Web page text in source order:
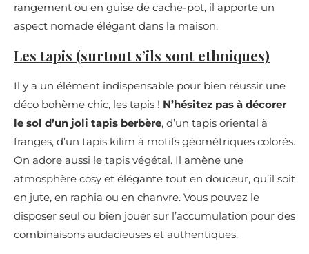
rangement ou en guise de cache-pot, il apporte un
aspect nomade élégant dans la maison.
Les tapis (surtout s’ils sont ethniques)
Il y a un élément indispensable pour bien réussir une
déco bohème chic, les tapis ! N’hésitez pas à décorer
le sol d’un joli tapis berbère, d’un tapis oriental à
franges, d’un tapis kilim à motifs géométriques colorés.
On adore aussi le tapis végétal. Il amène une
atmosphère cosy et élégante tout en douceur, qu’il soit
en jute, en raphia ou en chanvre. Vous pouvez le
disposer seul ou bien jouer sur l’accumulation pour des
combinaisons audacieuses et authentiques.